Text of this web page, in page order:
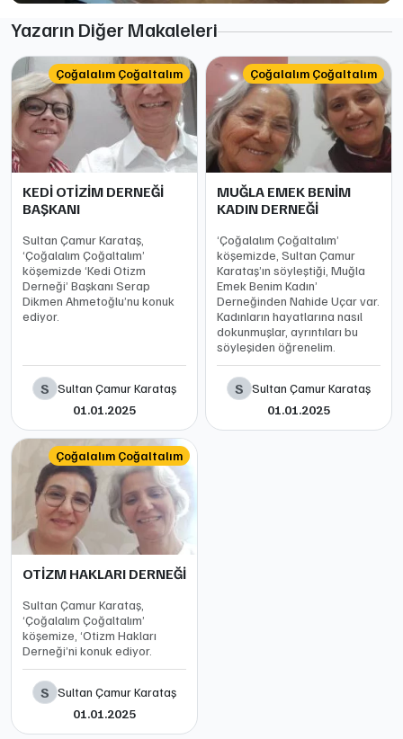
Yazarın Diğer Makaleleri
Çoğalalım Çoğaltalım
KEDİ OTİZİM DERNEĞİ
BAŞKANI
Sultan Çamur Karataş,
‘Çoğalalım Çoğaltalım’
köşemizde ‘Kedi Otizm
Derneği’ Başkanı Serap
Dikmen Ahmetoğlu’nu konuk
ediyor.
S Sultan Çamur Karataş
01.01.2025
Çoğalalım Çoğaltalım
MUĞLA EMEK BENİM
KADIN DERNEĞİ
‘Çoğalalım Çoğaltalım’
köşemizde, Sultan Çamur
Karataş’ın söyleştiği, Muğla
Emek Benim Kadın’
Derneğinden Nahide Uçar var.
Kadınların hayatlarına nasıl
dokunmuşlar, ayrıntıları bu
söyleşiden öğrenelim.
S Sultan Çamur Karataş
01.01.2025
Çoğalalım Çoğaltalım
OTİZM HAKLARI DERNEĞİ
Sultan Çamur Karataş,
‘Çoğalalım Çoğaltalım’
köşemize, ‘Otizm Hakları
Derneği’ni konuk ediyor.
S Sultan Çamur Karataş
01.01.2025